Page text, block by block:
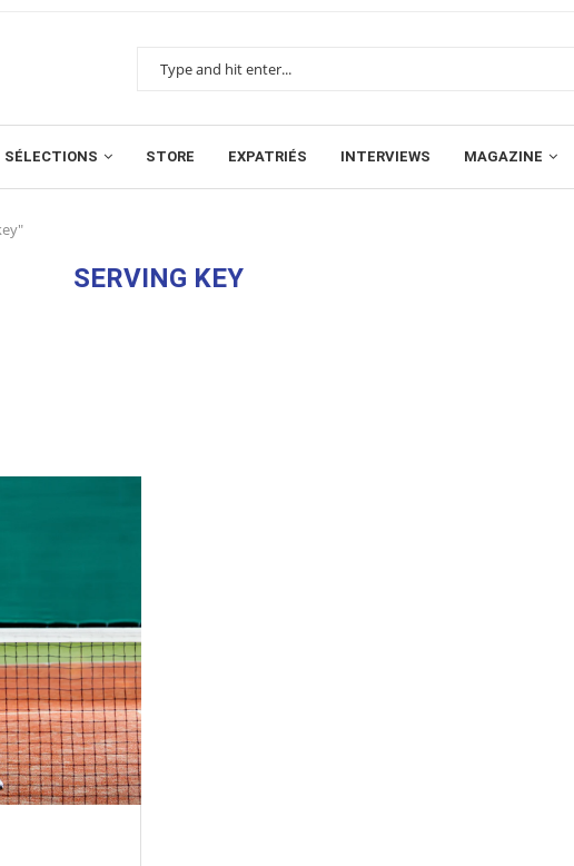
SÉLECTIONS STORE EXPATRIÉS INTERVIEWS MAGAZINE
SERVING KEY